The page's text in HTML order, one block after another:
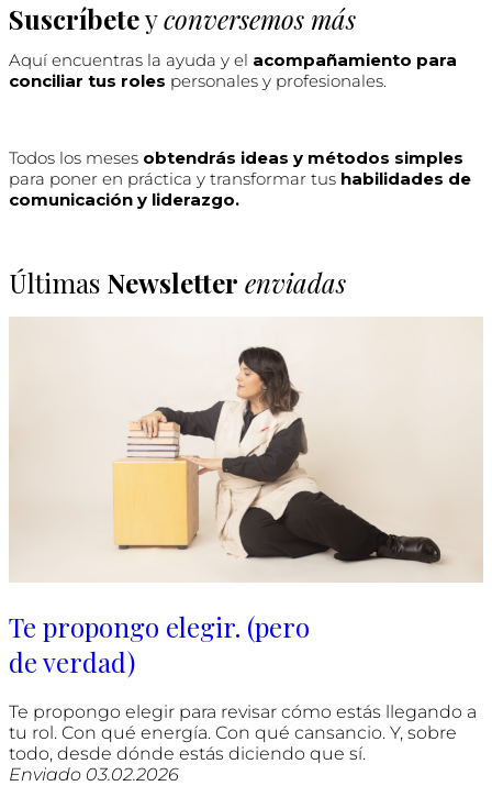
Suscríbeteyconversemos más
Aquí encuentras la ayuda y el acompañamiento para
conciliar tus roles personales y profesionales.
Todos los meses obtendrás ideas y métodos simples
para poner en práctica y transformar tus habilidades de
comunicación y liderazgo.
Últimas Newsletter enviadas
Te propongo elegir. (pero
de verdad)
Te propongo elegir para revisar cómo estás llegando a
tu rol. Con qué energía. Con qué cansancio. Y, sobre
todo, desde dónde estás diciendo que sí.
Enviado 03.02.2026